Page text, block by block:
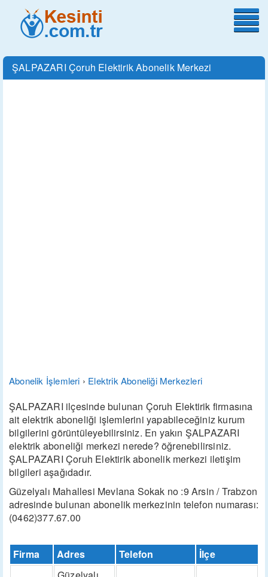
ŞALPAZARI Çoruh Elektirik Abonelik Merkezi
Abonelik İşlemleri › Elektrik Aboneliği Merkezleri
ŞALPAZARI ilçesinde bulunan Çoruh Elektirik firmasına
ait elektrik aboneliği işlemlerini yapabileceğiniz kurum
bilgilerini görüntüleyebilirsiniz. En yakın ŞALPAZARI
elektrik aboneliği merkezi nerede? öğrenebilirsiniz.
ŞALPAZARI Çoruh Elektirik abonelik merkezi iletişim
bilgileri aşağıdadır.
Güzelyalı Mahallesi Mevlana Sokak no :9 Arsin / Trabzon
adresinde bulunan abonelik merkezinin telefon numarası:
(0462)377.67.00
Firma Adres Telefon İlçe